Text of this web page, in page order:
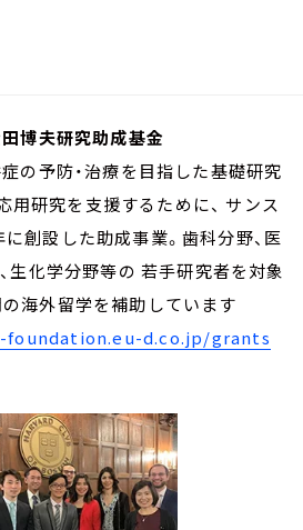
博夫研究助成基金
の予防・治療を目指した基礎研究
用研究を支援するために、 サンス
創設した助成事業。歯科分野、医
生化学分野等の 若手研究者を対象
海外留学を補助しています
d.co.jp/grants